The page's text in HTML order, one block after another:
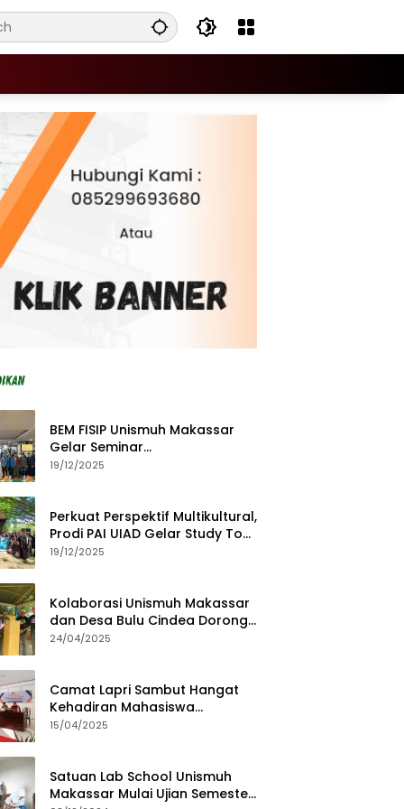
BEM FISIP Unismuh Makassar
Gelar Seminar
Keperempuanan, Bahas
19/12/2025
Perkuat Perspektif Multikultural,
Prodi PAI UIAD Gelar Study Tour
ke Kajang
19/12/2025
Kolaborasi Unismuh Makassar
dan Desa Bulu Cindea Dorong
Sentra Garam Industri
24/04/2025
Camat Lapri Sambut Hangat
Kehadiran Mahasiswa
PoltekMu
15/04/2025
Satuan Lab School Unismuh
Makassar Mulai Ujian Semester,